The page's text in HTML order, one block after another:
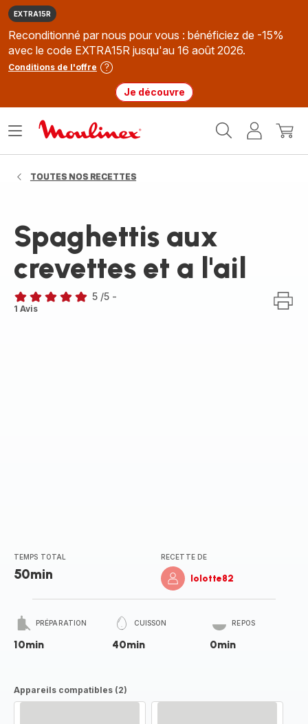
EXTRA15R
Reconditionné par nous pour vous : bénéficiez de -15%
avec le code EXTRA15R jusqu'au 16 août 2026.
Conditions de l'offre
Je découvre
MonMon
Ouvrir
TOUTES NOS RECETTES
Spaghettis aux
crevettes et a l'ail
Avis
5 /5 -
1 Avis
TEMPS TOTAL
50min
RECETTE DE
lolotte82
PRÉPARATION
10min
CUISSON
40min
REPOS
0min
Appareils compatibles (2)